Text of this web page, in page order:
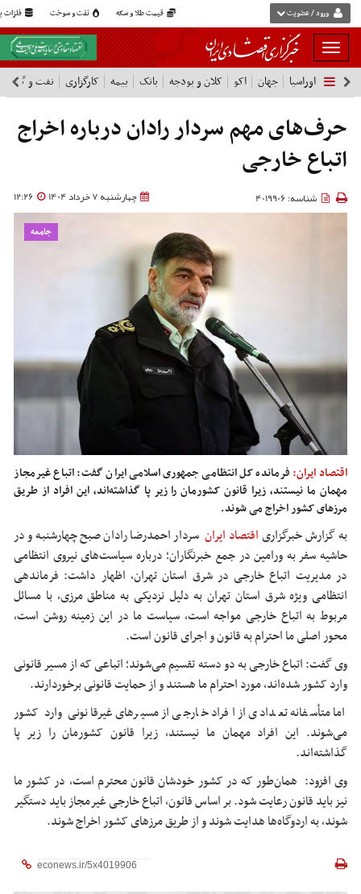
قیمت طلا و سکه نفت و سوخت فلزات ورود / عضویت
بار
و
بسته
نمودن
فهرست
اوراسیا جهان اکو کلان و بودجه بانک بیمه کارگزاری نفت و گاز
حرف‌های مهم سردار رادان درباره اخراج
اتباع خارجی
چهارشنبه 7 خرداد 1404 12:26 شناسه: 4019906
جامعه
اقتصاد ایران: فرمانده کل انتظامی جمهوری اسلامی ایران گفت: اتباع غیرمجاز
مهمان ما نیستند، زیرا قانون کشورمان را زیر پا گذاشته‌اند، این افراد از طریق
مرزهای کشور اخراج می شوند.
به گزارش خبرگزاریاقتصاد ایران سردار احمدرضا رادان صبح چهارشنبه و در
حاشیه سفر به ورامین در جمع خبرنگاران؛ درباره سیاست‌های نیروی انتظامی
در مدیریت اتباع خارجی در شرق استان تهران، اظهار داشت: فرماندهی
انتظامی ویژه شرق استان تهران به دلیل نزدیکی به مناطق مرزی، با مسائل
مربوط به اتباع خارجی مواجه است، سیاست ما در این زمینه روشن است،
محور اصلی ما احترام به قانون و اجرای قانون است.
وی گفت: اتباع خارجی به دو دسته تقسیم می‌شوند؛ اتباعی که از مسیر قانونی
وارد کشور شده‌اند، مورد احترام ما هستند و از حمایت قانونی برخوردارند.
اما متأسفانه تعدادی از افراد خارجی از مسیرهای غیرقانونی وارد کشور
می‌شوند. این افراد مهمان ما نیستند، زیرا قانون کشورمان را زیر پا
گذاشته‌اند.
وی افزود: همان‌طور که در کشور خودشان قانون محترم است، در کشور ما
نیز باید قانون رعایت شود. بر اساس قانون، اتباع خارجی غیرمجاز باید دستگیر
شوند، به اردوگاه‌ها هدایت شوند و از طریق مرزهای کشور اخراج شوند.